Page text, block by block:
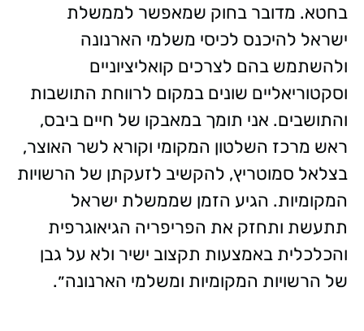
בחטא. מדובר בחוק שמאפשר לממשלת
ישראל להיכנס לכיסי משלמי הארנונה
ולהשתמש בהם לצרכים קואליציוניים
וסקטוריאליים שונים במקום לרווחת התושבות
והתושבים. אני תומך במאבקו של חיים ביבס,
ראש מרכז השלטון המקומי וקורא לשר האוצר,
בצלאל סמוטריץ, להקשיב לזעקתן של הרשויות
המקומיות. הגיע הזמן שממשלת ישראל
תתעשת ותחזק את הפריפריה הגיאוגרפית
והכלכלית באמצעות תקצוב ישיר ולא על גבן
של הרשויות המקומיות ומשלמי הארנונה״.